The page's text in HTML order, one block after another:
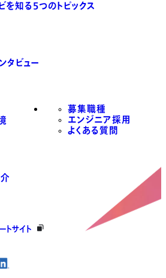
を知る5つのトピックス
タビュー
募集職種
エンジニア採用
よくある質問
トサイト